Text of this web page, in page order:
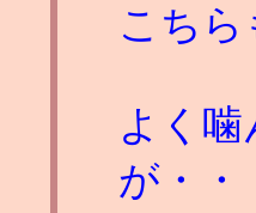
こち
よく
が・・